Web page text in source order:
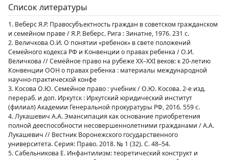
Список литературы
1. Веберс Я.Р. Правосубъектность граждан в советском гражданском
и семейном праве / Я.Р. Веберс. Рига : Зинатне, 1976. 231 с.
2. Величкова О.И. О понятии «ребенок» в свете положений
Семейного кодекса РФ и Конвенции о правах ребенка / О.И.
Величкова // Семейное право на рубеже XX–ХХI веков: к 20-летию
Конвенции ООН о правах ребенка : материалы международной
научно-практической конфе
3. Косова О.Ю. Семейное право : учебник / О.Ю. Косова. 2-е изд.
перераб. и доп. Иркутск : Иркутский юридический институт
(филиал) Академии Генеральной прокуратуры РФ, 2016. 559 с.
4. Лукашевич А.А. Эмансипация как основание приобретения
полной дееспособности несовершеннолетними гражданами / А.А.
Лукашевич // Вестник Воронежского государственного
университета. Серия: Право. 2018. № 1 (32). С. 48–54.
5. Сабельникова Е. Инфантилизм: теоретический конструкт и